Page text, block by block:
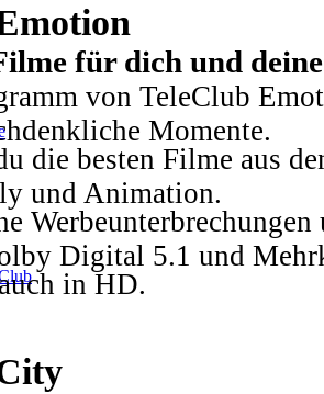
für dich und
von TeleClub
Momente.
die besten Filme aus
und Animation.
Digital 5.1 und
in HD.